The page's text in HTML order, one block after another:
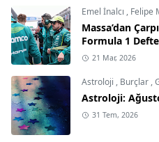
Emel İnalcı , Felipe
Massa’dan
Formula 1
21 Mar, 2026
Astroloji , Burçlar ,
Astroloji:
31 Tem, 2026